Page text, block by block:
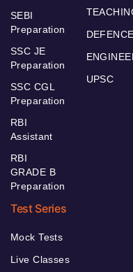
SEBI
Preparation
SSC JE
Preparation
SSC CGL
Preparation
RBI
Assistant
RBI
GRADE B
Preparation
DEFENCE
UPSC
Test Series
Mock Tests
Live Classes